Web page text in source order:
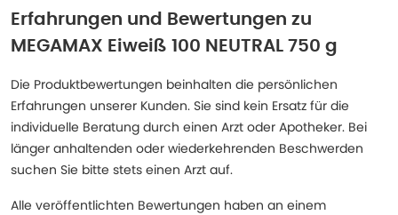
Erfahrungen und Bewertungen zu
MEGAMAX Eiweiß 100 NEUTRAL 750 g
Die Produktbewertungen beinhalten die persönlichen
Erfahrungen unserer Kunden. Sie sind kein Ersatz für die
individuelle Beratung durch einen Arzt oder Apotheker. Bei
länger anhaltenden oder wiederkehrenden Beschwerden
suchen Sie bitte stets einen Arzt auf.
Alle veröffentlichten Bewertungen haben an einem